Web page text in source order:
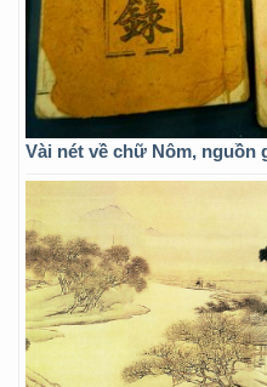
Vài nét về chữ Nôm, nguồn